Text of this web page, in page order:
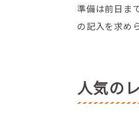
準備は前日ま
の記入を求め
人気の